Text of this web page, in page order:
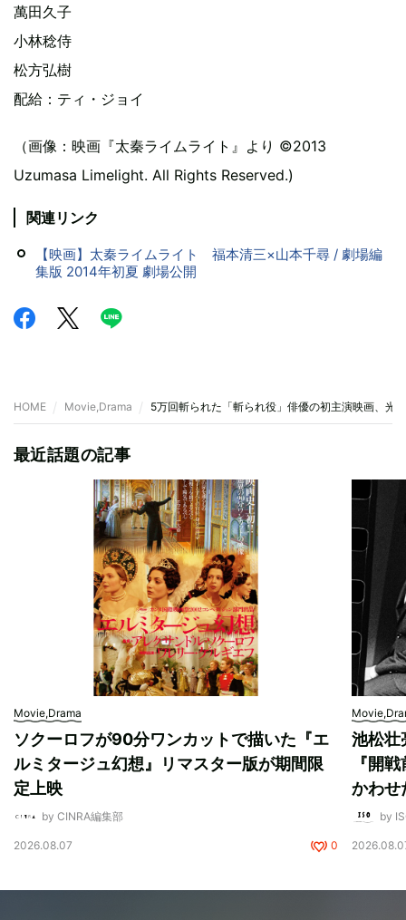
萬田久子
小林稔侍
松方弘樹
配給：ティ・ジョイ
（画像：映画『太秦ライムライト』より ©2013
Uzumasa Limelight. All Rights Reserved.)
関連リンク
【映画】太秦ライムライト 福本清三×山本千尋 / 劇場編
集版 2014年初夏 劇場公開
HOME Movie,Drama 5万回斬られた「斬られ役」俳優の初主演映画、光
最近話題の記事
Movie,Drama
ソクーロフが90分ワンカットで描いた『エ
ルミタージュ幻想』リマスター版が期間限
定上映
by CINRA編集部
2026.08.07 0
池松壮
『開
かわせ
by